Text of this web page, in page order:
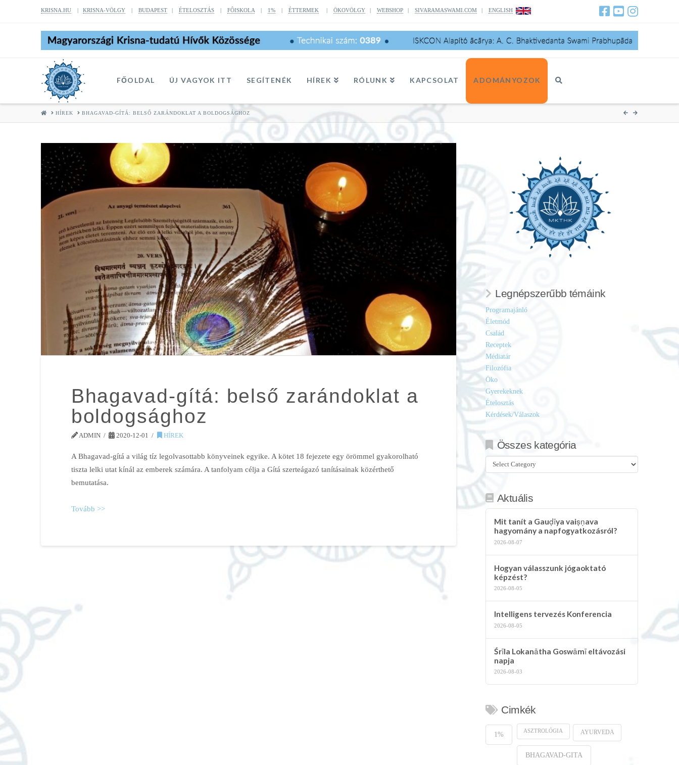
KRISNA.HU| KRISNA-VÖLGY| BUDAPEST| ÉTELOSZTÁS| FÔISKOLA| 1%| ÉTTERMEK | ÖKOVÖLGY| WEBSHOP| SIVARAMASWAMI.COM| ENGLISH
FŐOLDAL ÚJ VAGYOK ITT SEGÍTENÉK HÍREK RÓLUNK KAPCSOLAT ADOMÁNYOZOK
HOMEHÍREK BHAGAVAD-GÍTÁ: BELSŐ ZARÁNDOKLAT A BOLDOGSÁGHOZ
Bhagavad-gítá: belső zarándoklat a
boldogsághoz
ADMIN 2020-12-01 HÍREK
A Bhagavad-gítá a világ tíz legolvasottabb könyveinek egyike. A kötet 18 fejezete egy örömmel gyakorolható
tiszta lelki utat kínál az emberek számára. A tanfolyam célja a Gítá szerteágazó tanításainak közérthető
bemutatása.
Tovább >>
Legnépszerűbb témáink
Programajánló
Életmód
Család
Receptek
Médiatár
Filozófia
Öko
Gyerekeknek
Ételosztás
Kérdések/Válaszok
Összes kategória
Összes
kategória
Aktuális
Mit tanít a Gauḍīya vaiṣṇava
hagyomány a napfogyatkozásról?
2026-08-07
Hogyan válasszunk jógaoktató
képzést?
2026-08-05
Intelligens tervezés Konferencia
2026-08-05
Śrīla Lokanātha Goswāmī eltávozási
napja
2026-08-03
Cimkék
1% ASZTROLÓGIA AYURVEDA
BHAGAVAD-GITA